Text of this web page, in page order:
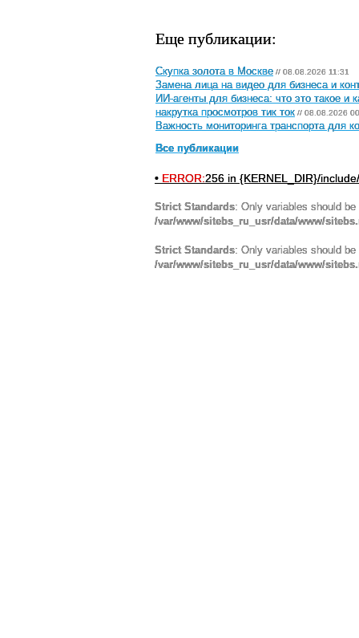
Еще публикации:
Скупка золота в Москве // 08.08.2026 11:31
Замена лица на видео для бизнеса и
ИИ-агенты для бизнеса: что это такое и
накрутка просмотров тик ток // 08.08.2026
Важность мониторинга транспорта для
Все публикации
• ERROR:256 in {KERNEL_DIR}/
Strict Standards: Only variables should
/var/www/sitebs_ru_usr/data/www/
Strict Standards: Only variables should
/var/www/sitebs_ru_usr/data/www/